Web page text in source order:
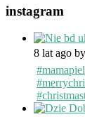
instagram
8 lat ago by
#mamapiel